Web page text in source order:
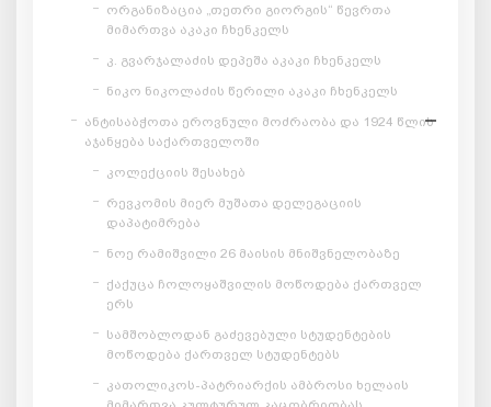
ორგანიზაცია „თეთრი გიორგის“ წევრთა
მიმართვა აკაკი ჩხენკელს
კ. გვარჯალაძის დეპეშა აკაკი ჩხენკელს
ნიკო ნიკოლაძის წერილი აკაკი ჩხენკელს
ანტისაბჭოთა ეროვნული მოძრაობა და 1924 წლის
აჯანყება საქართველოში
კოლექციის შესახებ
რევკომის მიერ მუშათა დელეგაციის
დაპატიმრება
ნოე რამიშვილი 26 მაისის მნიშვნელობაზე
ქაქუცა ჩოლოყაშვილის მოწოდება ქართველ
ერს
სამშობლოდან გაძევებული სტუდენტების
მოწოდება ქართველ სტუდენტებს
კათოლიკოს-პატრიარქის ამბროსი ხელაის